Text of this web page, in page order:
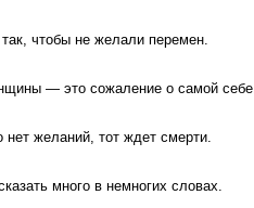
чтобы не желали перемен.
— это сожаление о самой себе.
желаний, тот ждет смерти.
много в немногих словах.